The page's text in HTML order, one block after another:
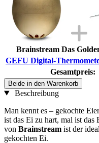
Brainstream Das
GEFU Digital-
Gesamtpreis:
Beide in den Warenkorb
Beschreibung
Man kennt es – gekochte
ist das Ei zu hart, mal ist das
von Brainstream ist der
gekochten Ei.